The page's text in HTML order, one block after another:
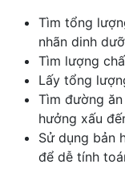
Tìm tổng
nhãn dinh
Tìm lượng
Lấy tổng
Tìm đường
hưởng xấu
Sử dụng bản
để dễ tính